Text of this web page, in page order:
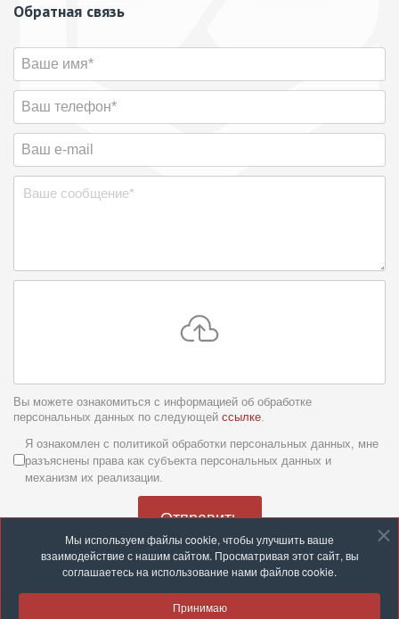
Мы используем файлы cookie, чтобы улучшить ваше
взаимодействие с нашим сайтом. Просматривая этот сайт, вы
соглашаетесь на использование нами файлов cookie.
Принимаю
Обратная связь
Вы можете ознакомиться с информацией об обработке
персональных данных по следующей ссылке.
Условия обслуживания *
Я ознакомлен с политикой обработки персональных данных, мне
разъяснены права как субъекта персональных данных и
механизм их реализации.
Отправить